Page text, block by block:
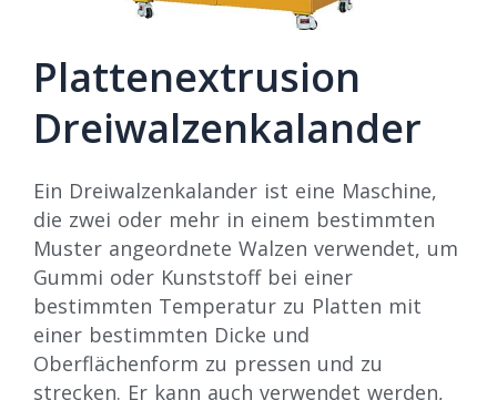
Plattenextrusion
Dreiwalzenkalander
Ein Dreiwalzenkalander ist eine Maschine,
die zwei oder mehr in einem bestimmten
Muster angeordnete Walzen verwendet, um
Gummi oder Kunststoff bei einer
bestimmten Temperatur zu Platten mit
einer bestimmten Dicke und
Oberflächenform zu pressen und zu
strecken. Er kann auch verwendet werden,